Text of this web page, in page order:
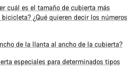
cuál es el tamaño de cubierta más
¿Qué quieren decir los números
de la llanta al ancho de la cubierta?
especiales para determinados tipos